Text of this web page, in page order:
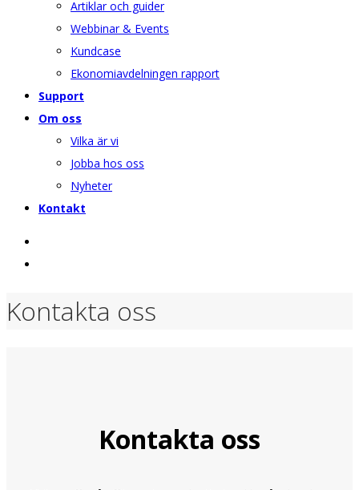
Artiklar och guider
Webbinar & Events
Kundcase
Ekonomiavdelningen rapport
Support
Om oss
Vilka är vi
Jobba hos oss
Nyheter
Kontakt
Kontakta oss
Kontakta oss